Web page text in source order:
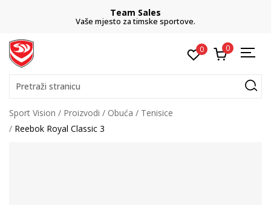
Team Sales
Vaše mjesto za timske sportove.
0 0
Pretraži stranicu
Sport Vision Proizvodi Obuća
Tenisice
Reebok Royal Classic 3